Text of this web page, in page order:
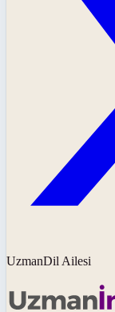
UzmanDil Ailesi